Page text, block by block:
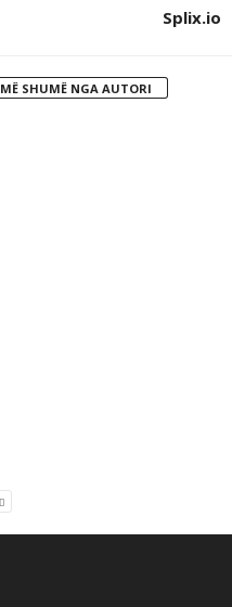
Splix.io
MË SHUMË NGA AUTORI